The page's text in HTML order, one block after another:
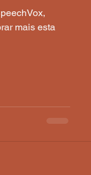
mais esta